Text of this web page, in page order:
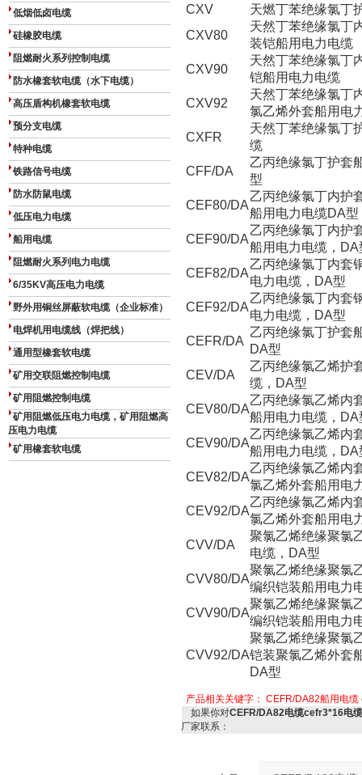
低烟低卤电缆
硅橡胶电缆
阻燃耐火系列控制电缆
防水橡套软电缆（水下电缆）
高压盾构机橡套软电缆
预分支电缆
特种电缆
铁路信号电缆
防水防鼠电缆
低压电力电缆
船用电缆
阻燃耐火系列电力电缆
6/35KV高压电力电缆
野外用铜丝屏蔽软电缆（企业标准）
电焊机用电缆线（焊把线）
通用型橡套软电缆
矿用交联阻燃控制电缆
矿用阻燃控制电缆
矿用阻燃低压电力电缆，矿用阻燃高
压电力电缆
矿用橡套软电缆
CXV
天燃丁苯绝缘氯丁
CXV80
天然丁苯绝缘氯丁
装铠船用电力电缆
CXV90
天然丁苯绝缘氯丁
铠船用电力电缆
CXV92
天然丁苯绝缘氯丁
氯乙烯外套船用电
CXFR
天然丁苯绝缘氯丁
缆
CFF/DA
乙丙绝缘氯丁护套
型
CEF80/DA
乙丙绝缘氯丁内护
船用电力电缆DA型
CEF90/DA
乙丙绝缘氯丁内护
船用电力电缆，DA
CEF82/DA
乙丙绝缘氯丁内套
电力电缆，DA型
CEF92/DA
乙丙绝缘氯丁内套
电力电缆，DA型
CEFR/DA
乙丙绝缘氯丁护套
DA型
CEV/DA
乙丙绝缘氯乙烯护
缆，DA型
CEV80/DA
乙丙绝缘氯乙烯内
船用电力电缆，DA
CEV90/DA
乙丙绝缘氯乙烯内
船用电力电缆，DA
CEV82/DA
乙丙绝缘氯乙烯内
氯乙烯外套船用电
CEV92/DA
乙丙绝缘氯乙烯内
氯乙烯外套船用电
CVV/DA
聚氯乙烯绝缘聚氯
电缆，DA型
CVV80/DA
聚氯乙烯绝缘聚氯
编织铠装船用电力
CVV90/DA
聚氯乙烯绝缘聚氯
编织铠装船用电力
CVV92/DA
聚氯乙烯绝缘聚氯
铠装聚氯乙烯外套
DA型
产品相关关键字： CEFR/DA82船用电缆
如果你对CEFR/DA82电缆cefr3*16电
厂家联系：